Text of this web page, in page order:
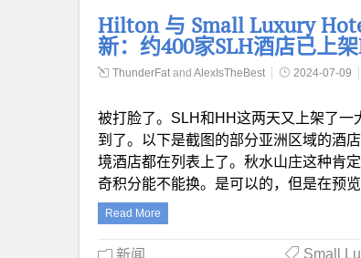
Hilton 与 Small Luxury
新：约400家SLH酒店已上
ThunderFat and AlexIsTheBest 2024-07-09
被打脸了。SLH和HH这两天又上架了
到了。以下是截图的部分亚洲区域的酒
境酒店都在列表上了。秋水山庄这种肯
奇积分能不能换。是可以的，但是在预
Read More
新闻 Small